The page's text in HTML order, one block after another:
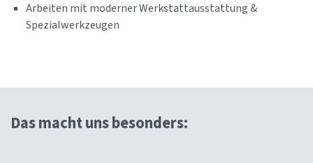
Arbeiten mit moderner Werkstattausstattung &
Spezialwerkzeugen
Das macht uns besonders: